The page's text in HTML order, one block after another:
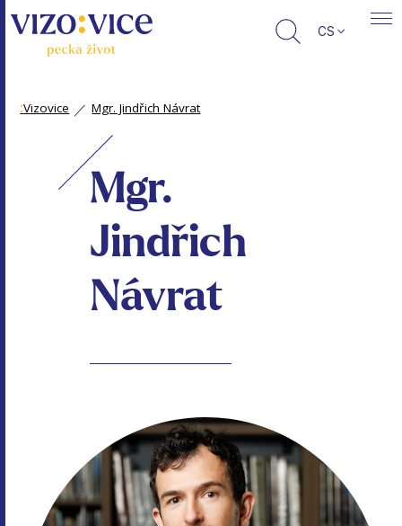
CS
:Vizovice Mgr. Jindřich Návrat
Mgr.
Jindřich
Návrat